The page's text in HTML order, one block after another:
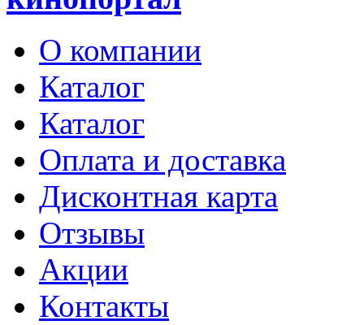
О компании
Каталог
Каталог
Оплата и доставка
Дисконтная карта
Отзывы
Акции
Контакты